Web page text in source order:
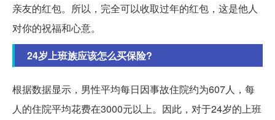
亲友的红包。所以，完全可以收取过年的红包，这是他人
对你的祝福和心意。
24岁上班族应该怎么买保险?
根据数据显示，男性平均每日因事故住院约为607人，每
人的住院平均花费在3000元以上。因此，对于24岁的上班